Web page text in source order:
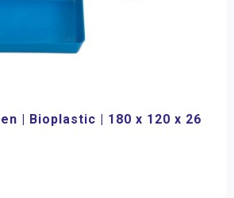
| Bioplastic | 180 x 120 x 26